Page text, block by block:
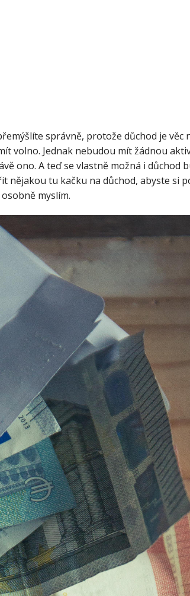
správně, protože důchod je věc
volno. Jednak nebudou mít žádnou
ono. A teď se vlastně možná i důchod
nějakou tu kačku na důchod, abyste si
myslím.